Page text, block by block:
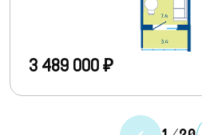
3 489 000 ₽